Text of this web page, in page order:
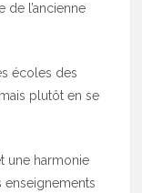
l’ancienne
écoles des
plutôt en se
une harmonie
enseignements